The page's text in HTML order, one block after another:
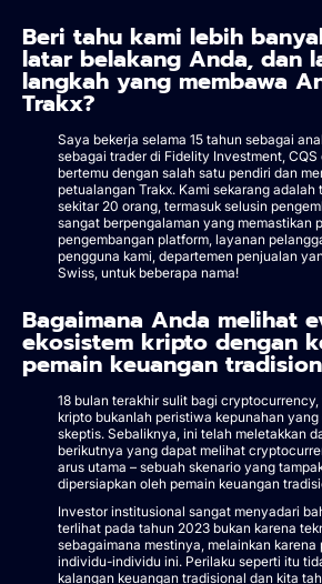
Beri tahu kami lebih
latar belakang Anda, dan
langkah yang membawa
Trakx?
Saya bekerja selama 15 tahun sebagai
sebagai trader di Fidelity Investment,
bertemu dengan salah satu pendiri dan
petualangan Trakx. Kami sekarang adalah
sekitar 20 orang, termasuk selusin
sangat berpengalaman yang memastikan
pengembangan platform, layanan
pengguna kami, departemen penjualan
Swiss, untuk beberapa nama!
Bagaimana Anda melihat
ekosistem kripto dengan
pemain keuangan
18 bulan terakhir sulit bagi
kripto bukanlah peristiwa kepunahan
skeptis. Sebaliknya, ini telah meletakkan
berikutnya yang dapat melihat
arus utama – sebuah skenario yang
dipersiapkan oleh pemain keuangan
Investor institusional sangat menyadari
terlihat pada tahun 2023 bukan karena
sebagaimana mestinya, melainkan karena
individu-individu ini. Perilaku seperti itu
kalangan keuangan tradisional dan kita